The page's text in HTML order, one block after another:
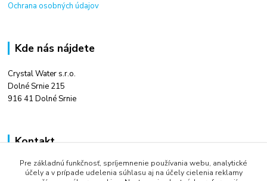
Ochrana osobných údajov
Kde nás nájdete
Crystal Water s.r.o.
Dolné Srnie 215
916 41 Dolné Srnie
Kontakt
Ing. Tomáš Kováč
+421 948 666 880
Pre základnú funkčnosť, spríjemnenie používania webu, analytické
účely a v prípade udelenia súhlasu aj na účely cielenia reklamy